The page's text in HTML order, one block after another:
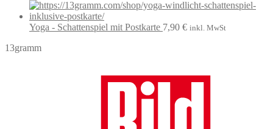
Yoga - Schattenspiel mit Postkarte 7,90 € inkl. MwSt
13gramm